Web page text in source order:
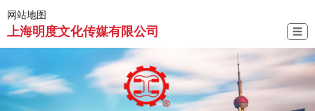
网站地图
上海明度文化传媒有限公司 ☰